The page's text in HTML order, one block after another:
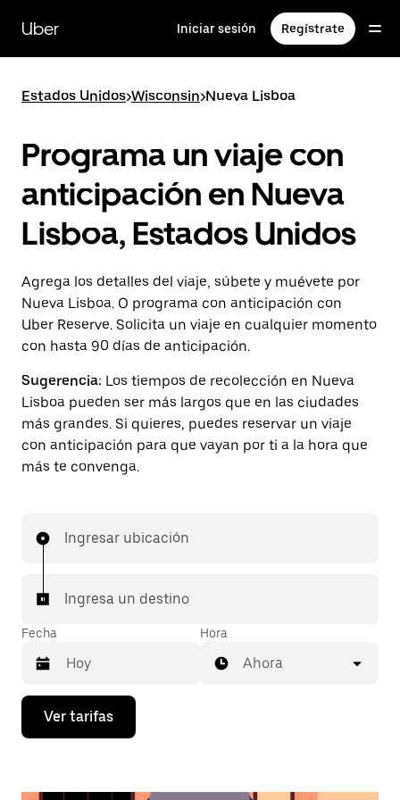
contenido
principal
Uber Iniciar sesión Regístrate
Estados Unidos>Wisconsin>Nueva Lisboa
Programa un viaje con
anticipación en Nueva
Lisboa, Estados Unidos
Agrega los detalles del viaje, súbete y muévete por
Nueva Lisboa. O programa con anticipación con
Uber Reserve. Solicita un viaje en cualquier momento
con hasta 90 días de anticipación.
Sugerencia: Los tiempos de recolección en Nueva
Lisboa pueden ser más largos que en las ciudades
más grandes. Si quieres, puedes reservar un viaje
con anticipación para que vayan por ti a la hora que
más te convenga.
Ingresar ubicación
Ingresa un destino
Fecha
Presiona
flecha
Hora
Ahora
Ver tarifas